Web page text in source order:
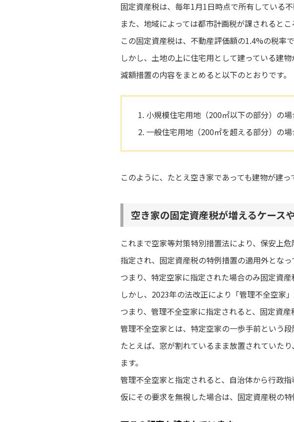
固定資産税は、毎年1月1日時点で所有している
また、地域によっては都市計画税が課されるとこ
この固定資産税は、不動産評価額の1.4%の税率で
しかし、土地の上に住宅用として建っている建
減額措置の内容をまとめると以下のとおりです。
小規模住宅用地（200㎡以下の部分）の
一般住宅用地（200㎡を超える部分）の
このように、たとえ空き家であっても建物が建
空き家の固定資産税が増えるケース
これまで空家等対策特別措置法により、保安上
指定され、固定資産税の特例措置の適用外となっ
つまり、特定空家に指定された場合のみ固定資産
しかし、2023年の法改正により「管理不全空家
つまり、管理不全空家に指定されると、固定資産
管理不全空家とは、特定空家の一歩手前という
たとえば、窓が割れているまま放置されていた
ます。
管理不全空家と指定されると、自治体から行政指
仮にその要求を無視した場合は、固定資産税の